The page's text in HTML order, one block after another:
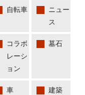
自転車
ニュー
ス
コラボ
レーシ
ョン
墓石
車 建築